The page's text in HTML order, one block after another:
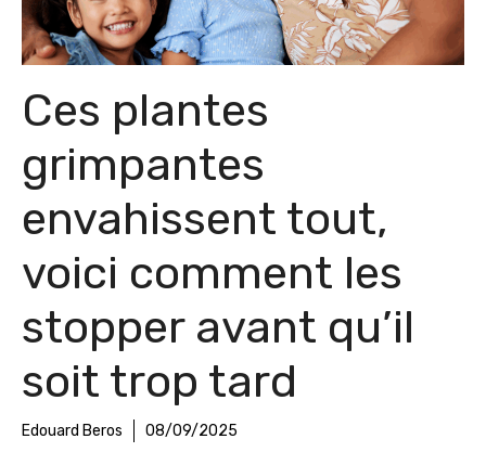
Ces plantes
grimpantes
envahissent tout,
voici comment les
stopper avant qu’il
soit trop tard
Edouard Beros 08/09/2025